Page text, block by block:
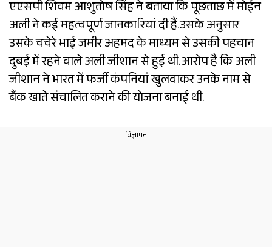
एएसपी शिवम आशुतोष सिंह ने बताया कि पूछताछ में मोईन
अली ने कई महत्वपूर्ण जानकारियां दी हैं.उसके अनुसार
उसके चचेरे भाई जमीर अहमद के माध्यम से उसकी पहचान
दुबई में रहने वाले अली जीशान से हुई थी.आरोप है कि अली
जीशान ने भारत में फर्जी कंपनियां खुलवाकर उनके नाम से
बैंक खाते संचालित कराने की योजना बनाई थी.